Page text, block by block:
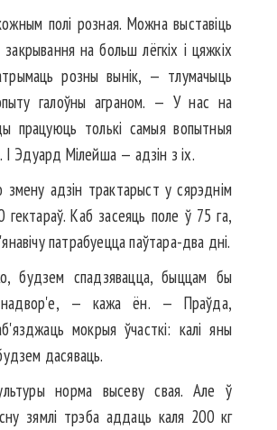
полі розная. Можна выставіць
на больш лёгкіх і цяжкіх
розны вынік, — тлумачыць
галоўны аграном. — У нас на
працуюць толькі самыя вопытныя
І Эдуард Мілейша — адзін з іх.
змену адзін трактарыст у сярэднім
гектараў. Каб засеяць поле ў 75 га,
патрабуецца паўтара-два дні.
будзем спадзявацца, быццам бы
надвор'е, — кажа ён. — Праўда,
мокрыя ўчасткі: калі яны
дасяваць.
норма высеву свая. Але ў
зямлі трэба аддаць каля 200 кг